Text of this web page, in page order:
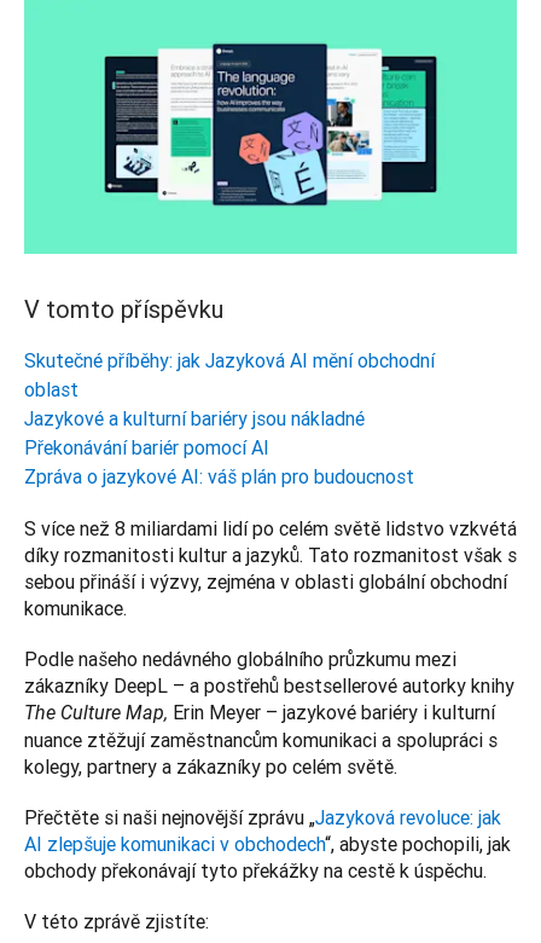
V tomto příspěvku
Skutečné příběhy: jak Jazyková AI mění obchodní
oblast
Jazykové a kulturní bariéry jsou nákladné
Překonávání bariér pomocí AI
Zpráva o jazykové AI: váš plán pro budoucnost
S více než 8 miliardami lidí po celém světě lidstvo vzkvétá
díky rozmanitosti kultur a jazyků. Tato rozmanitost však s
sebou přináší i výzvy, zejména v oblasti globální obchodní
komunikace.
Podle našeho nedávného globálního průzkumu mezi
The Culture Map, Erin Meyer – jazykové bariéry i kulturní
nuance ztěžují zaměstnancům komunikaci a spolupráci s
kolegy, partnery a zákazníky po celém světě.
Přečtěte si naši nejnovější zprávu „Jazyková revoluce: jak
AI zlepšuje komunikaci v obchodech“, abyste pochopili, jak
obchody překonávají tyto překážky na cestě k úspěchu.
V této zprávě zjistíte: